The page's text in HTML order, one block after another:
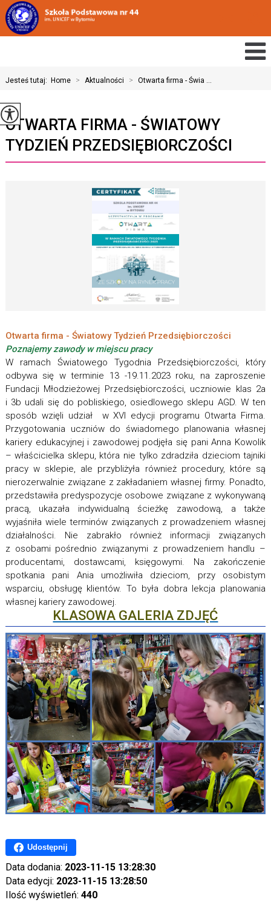
Jesteś tutaj: Home > Aktualności > Otwarta firma - Świa ...
OTWARTA FIRMA - ŚWIATOWY
TYDZIEŃ PRZEDSIĘBIORCZOŚCI
Otwarta firma - Światowy Tydzień Przedsiębiorczości
Poznajemy zawody w miejscu pracy
W ramach Światowego Tygodnia Przedsiębiorczości, który
odbywa się w terminie 13 -19.11.2023 roku, na zaproszenie
Fundacji Młodzieżowej Przedsiębiorczości, uczniowie klas 2a
i 3b udali się do pobliskiego, osiedlowego sklepu AGD. W ten
sposób wzięli udział w XVI edycji programu Otwarta Firma.
Przygotowania uczniów do świadomego planowania własnej
kariery edukacyjnej i zawodowej podjęła się pani Anna Kowolik
– właścicielka sklepu, która nie tylko zdradziła dzieciom tajniki
pracy w sklepie, ale przybliżyła również procedury, które są
nierozerwalnie związane z zakładaniem własnej firmy. Ponadto,
przedstawiła predyspozycje osobowe związane z wykonywaną
pracą, ukazała indywidualną ścieżkę zawodową, a także
wyjaśniła wiele terminów związanych z prowadzeniem własnej
działalności. Nie zabrakło również informacji związanych
z osobami pośrednio związanymi z prowadzeniem handlu –
producentami, dostawcami, księgowymi. Na zakończenie
spotkania pani Ania umożliwiła dzieciom, przy osobistym
wsparciu, obsługę klientów. To była dobra lekcja planowania
własnej kariery zawodowej.
KLASOWA GALERIA ZDJĘĆ
Udostępnij
Data dodania: 2023-11-15 13:28:30
Data edycji: 2023-11-15 13:28:50
Ilość wyświetleń: 440